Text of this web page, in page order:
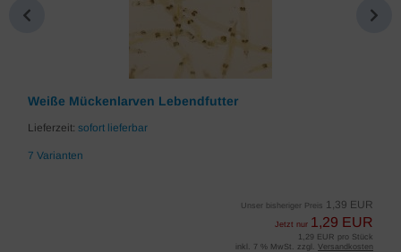
Weiße Mückenlarven Lebendfutter
Lieferzeit: sofort lieferbar
7 Varianten
Unser bisheriger Preis 1,39 EUR
Jetzt nur 1,29 EUR
1,29 EUR pro Stück
inkl. 7 % MwSt. zzgl. Versandkosten